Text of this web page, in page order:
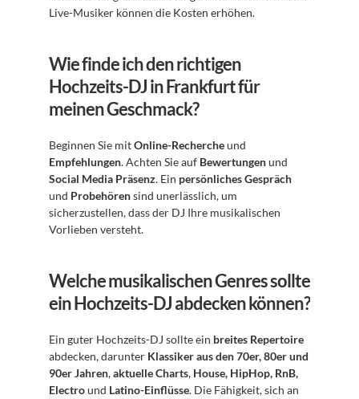
Live-Musiker können die Kosten erhöhen.
Wie finde ich den richtigen
Hochzeits-DJ in Frankfurt für
meinen Geschmack?
Beginnen Sie mit Online-Recherche
Empfehlungen. Achten Sie auf Bewertungen
Social Media Präsenz. Ein persönliches Gespräch
und Probehören sind unerlässlich, um
sicherzustellen, dass der DJ Ihre musikalischen
Vorlieben versteht.
Welche musikalischen Genres sollte
ein Hochzeits-DJ abdecken können?
Ein guter Hochzeits-DJ sollte ein breites Repertoire
abdecken, darunter Klassiker aus den 70er, 80er und
90er Jahren, aktuelle Charts, House, HipHop, RnB,
Electro und Latino-Einflüsse. Die Fähigkeit, sich an